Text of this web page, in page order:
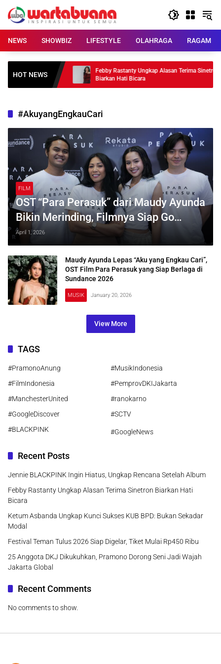
content
NEWS
SHOWBIZ LIFESTYLE OLAHRAGA RAGAM
HOT NEWS
Ungkap
Febby Rastanty Ungkap Alasan Terima Sinetron
Biarkan Hati Bicara
#AkuyangEngkauCari
FILM
OST “Para Perasuk” dari Maudy Ayunda
Bikin Merinding, Filmnya Siap Go
Internasional Sebelum Tayang di
Indonesia
April 1, 2026
Maudy Ayunda Lepas “Aku yang Engkau Cari”,
OST Film Para Perasuk yang Siap Berlaga di
Sundance 2026
MUSIK January 20, 2026
View More
TAGS
#PramonoAnung
#MusikIndonesia
#FilmIndonesia
#PemprovDKIJakarta
#ManchesterUnited
#ranokarno
#GoogleDiscover
#SCTV
#BLACKPINK
#GoogleNews
Recent Posts
Jennie BLACKPINK Ingin Hiatus, Ungkap Rencana Setelah Album
Febby Rastanty Ungkap Alasan Terima Sinetron Biarkan Hati
Bicara
Ketum Asbanda Ungkap Kunci Sukses KUB BPD: Bukan Sekadar
Modal
Festival Teman Tulus 2026 Siap Digelar, Tiket Mulai Rp450 Ribu
25 Anggota DKJ Dikukuhkan, Pramono Dorong Seni Jadi Wajah
Jakarta Global
Recent Comments
No comments to show.